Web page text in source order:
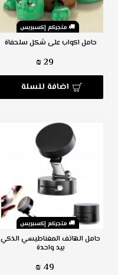
متجركم إكسبريس
حامل اكواب على شكل سلحفاة
29 ₪
اضافة للسلة
متجركم إكسبريس
حامل الهاتف المغناطيسي الذكي
بيد واحدة
49 ₪